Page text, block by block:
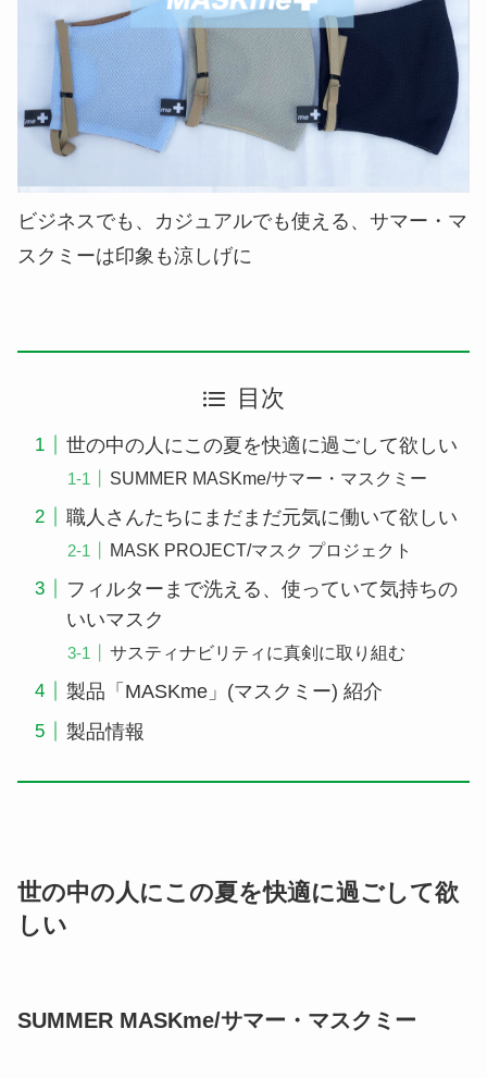
ビジネスでも、カジュアルでも使える、サマー・マ
スクミーは印象も涼しげに
目次
世の中の人にこの夏を快適に過ごして欲しい
SUMMER MASKme/サマー・マスクミー
職人さんたちにまだまだ元気に働いて欲しい
MASK PROJECT/マスク プロジェクト
フィルターまで洗える、使っていて気持ちの
いいマスク
サスティナビリティに真剣に取り組む
製品「MASKme」(マスクミー) 紹介
製品情報
世の中の人にこの夏を快適に過ごして欲
しい
SUMMER MASKme/サマー・マスクミー